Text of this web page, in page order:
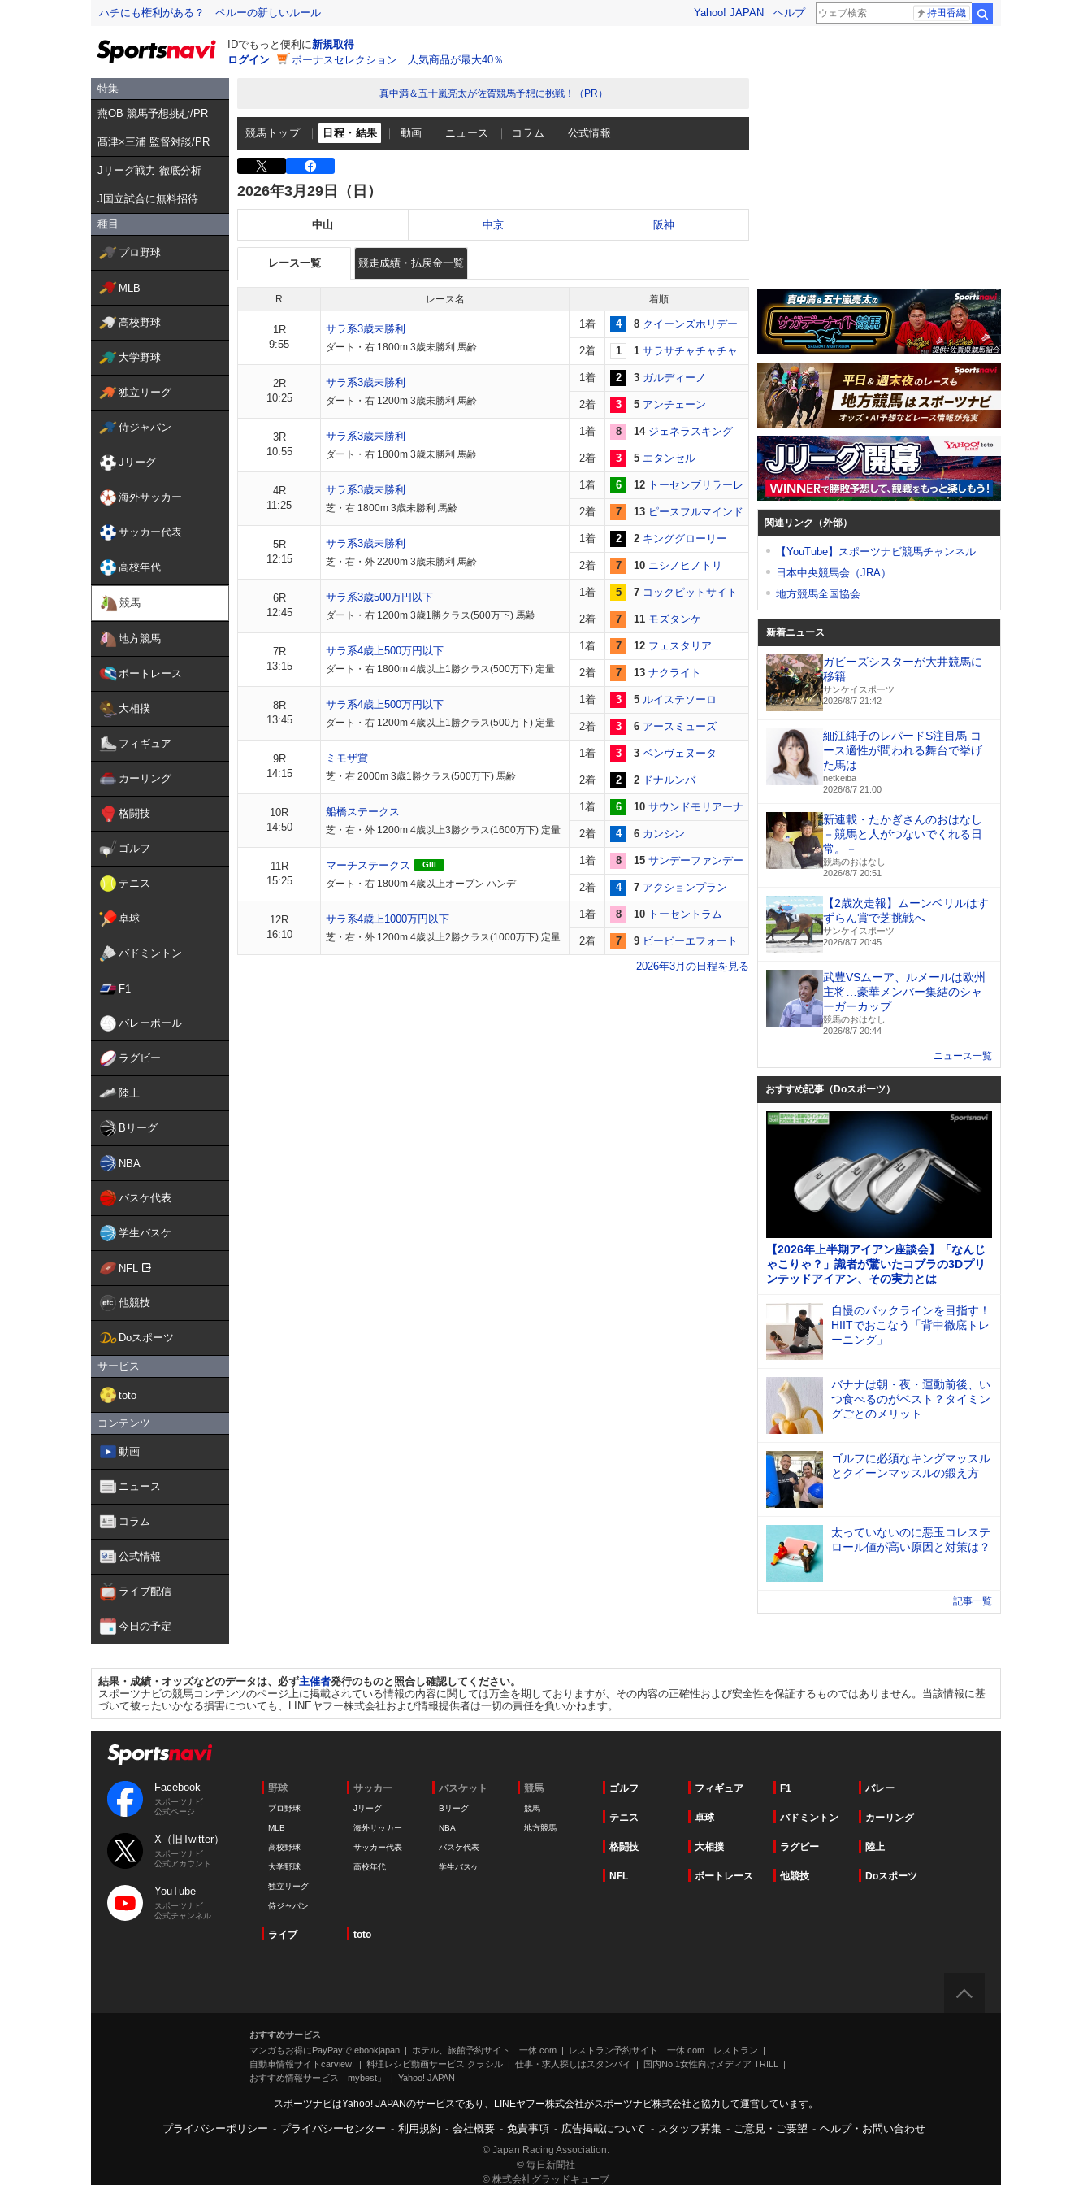
ハチにも権利がある？ ペルーの新しいルール Yahoo! JAPAN ヘルプ 持田香織
IDでもっと便利に新規取得
ログイン
ボーナスセレクション 人気商品が最大40％
特集
燕OB 競馬予想挑む/PR
髙津×三浦 監督対談/PR
Jリーグ戦力 徹底分析
J国立試合に無料招待
種目
プロ野球
MLB
高校野球
大学野球
独立リーグ
侍ジャパン
Jリーグ
海外サッカー
サッカー代表
高校年代
競馬
地方競馬
ボートレース
大相撲
フィギュア
カーリング
格闘技
ゴルフ
テニス
卓球
バドミントン
F1
バレーボール
ラグビー
陸上
Bリーグ
NBA
バスケ代表
学生バスケ
NFL
他競技
Doスポーツ
サービス
toto
コンテンツ
動画
ニュース
コラム
公式情報
ライブ配信
今日の予定
真中満＆五十嵐亮太が佐賀競馬予想に挑戦！（PR）
競馬トップ 日程・結果 動画 ニュース コラム 公式情報
2026年3月29日（日）
中山 中京 阪神
レース一覧 競走成績・払戻金一覧
R レース名 着順
1R
9:55
サラ系3歳未勝利
ダート・右 1800m 3歳未勝利 馬齢
1着 4 8 クイーンズホリデー
2着 1 1 サラサチャチャチャ
2R
10:25
サラ系3歳未勝利
ダート・右 1200m 3歳未勝利 馬齢
1着 2 3 ガルディーノ
2着 3 5 アンチェーン
3R
10:55
サラ系3歳未勝利
ダート・右 1800m 3歳未勝利 馬齢
1着 8 14 ジェネラスキング
2着 3 5 エタンセル
4R
11:25
サラ系3歳未勝利
芝・右 1800m 3歳未勝利 馬齢
1着 6 12 トーセンブリラーレ
2着 7 13 ピースフルマインド
5R
12:15
サラ系3歳未勝利
芝・右・外 2200m 3歳未勝利 馬齢
1着 2 2 キンググローリー
2着 7 10 ニシノヒノトリ
6R
12:45
サラ系3歳500万円以下
ダート・右 1200m 3歳1勝クラス(500万下) 馬齢
1着 5 7 コックピットサイト
2着 7 11 モズタンケ
7R
13:15
サラ系4歳上500万円以下
ダート・右 1800m 4歳以上1勝クラス(500万下) 定量
1着 7 12 フェスタリア
2着 7 13 ナクライト
8R
13:45
サラ系4歳上500万円以下
ダート・右 1200m 4歳以上1勝クラス(500万下) 定量
1着 3 5 ルイステソーロ
2着 3 6 アースミューズ
9R
14:15
ミモザ賞
芝・右 2000m 3歳1勝クラス(500万下) 馬齢
1着 3 3 ベンヴェヌータ
2着 2 2 ドナルンバ
10R
14:50
船橋ステークス
芝・右・外 1200m 4歳以上3勝クラス(1600万下) 定量
1着 6 10 サウンドモリアーナ
2着 4 6 カンシン
11R
15:25
マーチステークス GIII
ダート・右 1800m 4歳以上オープン ハンデ
1着 8 15 サンデーファンデー
2着 4 7 アクションプラン
12R
16:10
サラ系4歳上1000万円以下
芝・右・外 1200m 4歳以上2勝クラス(1000万下) 定量
1着 8 10 トーセントラム
2着 7 9 ビービーエフォート
2026年3月の日程を見る
関連リンク（外部）
【YouTube】スポーツナビ競馬チャンネル
日本中央競馬会（JRA）
地方競馬全国協会
新着ニュース
ガビーズシスターが大井競馬に
移籍
サンケイスポーツ
2026/8/7 21:42
細江純子のレパードS注目馬 コ
ース適性が問われる舞台で挙げ
た馬は
netkeiba
2026/8/7 21:00
新連載・たかぎさんのおはなし
－競馬と人がつないでくれる日
常。－
競馬のおはなし
2026/8/7 20:51
【2歳次走報】ムーンベリルはす
ずらん賞で芝挑戦へ
サンケイスポーツ
2026/8/7 20:45
武豊VSムーア、ルメールは欧州
主将…豪華メンバー集結のシャ
ーガーカップ
競馬のおはなし
2026/8/7 20:44
ニュース一覧
おすすめ記事（Doスポーツ）
【2026年上半期アイアン座談会】「なんじ
ゃこりゃ？」識者が驚いたコブラの3Dプリ
ンテッドアイアン、その実力とは
自慢のバックラインを目指す！
HIITでおこなう「背中徹底トレ
ーニング」
バナナは朝・夜・運動前後、い
つ食べるのがベスト？タイミン
グごとのメリット
ゴルフに必須なキングマッスル
とクイーンマッスルの鍛え方
太っていないのに悪玉コレステ
ロール値が高い原因と対策は？
記事一覧
結果・成績・オッズなどのデータは、必ず主催者発行のものと照合し確認してください。
スポーツナビの競馬コンテンツのページ上に掲載されている情報の内容に関しては万全を期しておりますが、その内容の正確性および安全性を保証するものではありません。当該情報に基
づいて被ったいかなる損害についても、LINEヤフー株式会社および情報提供者は一切の責任を負いかねます。
Facebook
スポーツナビ
公式ページ
X（旧Twitter）
スポーツナビ
公式アカウント
YouTube
スポーツナビ
公式チャンネル
野球
プロ野球
MLB
高校野球
大学野球
独立リーグ
侍ジャパン
サッカー
Jリーグ
海外サッカー
サッカー代表
高校年代
バスケット
Bリーグ
NBA
バスケ代表
学生バスケ
競馬
競馬
地方競馬
ゴルフ フィギュア F1 バレー
テニス 卓球 バドミントン カーリング
格闘技 大相撲 ラグビー 陸上
NFL ボートレース 他競技 Doスポーツ
ライブ toto
おすすめサービス
マンガもお得にPayPayで ebookjapan
ホテル、旅館予約サイト 一休.com
レストラン予約サイト 一休.com レストラン
自動車情報サイトcarview!
料理レシピ動画サービス クラシル 仕事・求人探しはスタンバイ
国内No.1女性向けメディア TRILL
おすすめ情報サービス「mybest」
Yahoo! JAPAN
スポーツナビはYahoo! JAPANのサービスであり、LINEヤフー株式会社がスポーツナビ株式会社と協力して運営しています。
プライバシーポリシー - プライバシーセンター - 利用規約 - 会社概要 - 免責事項 - 広告掲載について - スタッフ募集 - ご意見・ご要望 - ヘルプ・お問い合わせ
© Japan Racing Association.
© 毎日新聞社
© 株式会社グラッドキューブ